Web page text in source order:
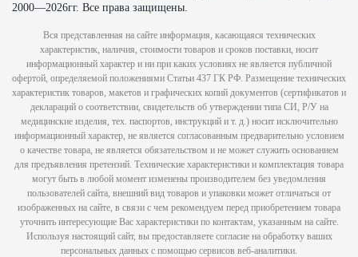
2000—2026гг. Все права защищены.
Вся представленная на сайте информация, касающаяся технических
характеристик, наличия, стоимости товаров и сроков поставки, носит
информационный характер и ни при каких условиях не является публичной
офертой, определяемой положениями Статьи 437 ГК РФ. Размещение технических
характеристик товаров, макетов и графических копий документов (сертификатов и
деклараций о соответствии, свидетельств об утверждении типа СИ, Р/У на
медицинские изделия, тех. паспортов, инструкций и т. д.) носит исключительно
информационный характер, не является согласованным предварительно условием
о качестве товара, не является обязательством и не может служить основанием
для предъявления претензий. Технические характеристики и комплектация товара
могут быть в любой момент изменены производителем без уведомления
пользователей сайта, внешний вид товаров и упаковки может отличаться от
изображенных на сайте, в связи с чем рекомендуем перед приобретением товара
уточнить интересующие Вас характеристики по контактам, указанным на сайте.
Используя настоящий сайт, вы предоставляете согласие на обработку ваших
персональных данных с помощью сервисов веб-аналитики.